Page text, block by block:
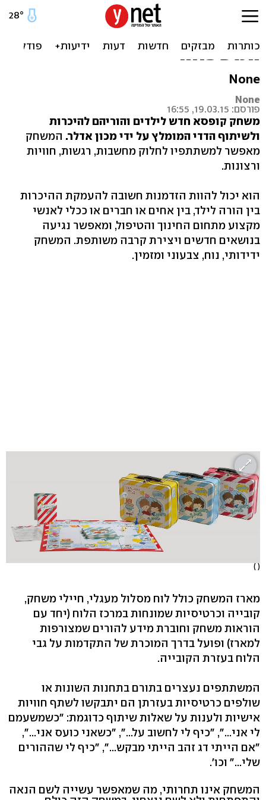
"פשוט לשתף" - המשחק
שיעזור לכם להכיר את
המשפחה
None
None
פורסם: 19.03.15, 16:55
משחק קופסא חדש לילדים והוריהם להיכרות
ולשיתוף הדדי המומלץ על ידי מכון אדלר. המשחק
מאפשר למשתתפיו לחלוק מחשבות, רגשות, חוויות
ורצונות.
הוא יכול להוות הזדמנות חשובה להעמקת ההיכרות
בין הורה לילד, בין אחים או חברים או ככלי לאנשי
מקצוע מתחום החינוך והטיפול, ומאפשר נגיעה
בנושאים חדשים ויצירת קרבה משותפת. המשחק
ידידותי, נוח, צבעוני ומזמין.
( )
מארז המשחק כולל לוח מסלול מעגלי, חיילי משחק,
קובייה וכרטיסיות שמונחות במרכז הלוח (יחד עם
הוראות משחק וחוברת מידע להורים שמצורפות
למארז) ופועל בדרך המוכרת של התקדמות על גבי
הלוח בעזרת הקובייה.
המשתתפים נעצרים בתורם בתחנות השונות או
שולפים כרטיסיות בעזרתן הם יתבקשו לשתף חוויות
אישיות ולענות על שאלות שיתוף כדוגמת: "כשמשעמם
לי אני...", "כיף לי לחשוב על...", "כשאני כועס אני...",
"אם הייתי דג זהב הייתי מבקש...", "כיף לי שההורים
שלי..." וכו'.
המשחק אינו תחרותי, מה שמאפשר עשייה לשם הנאה